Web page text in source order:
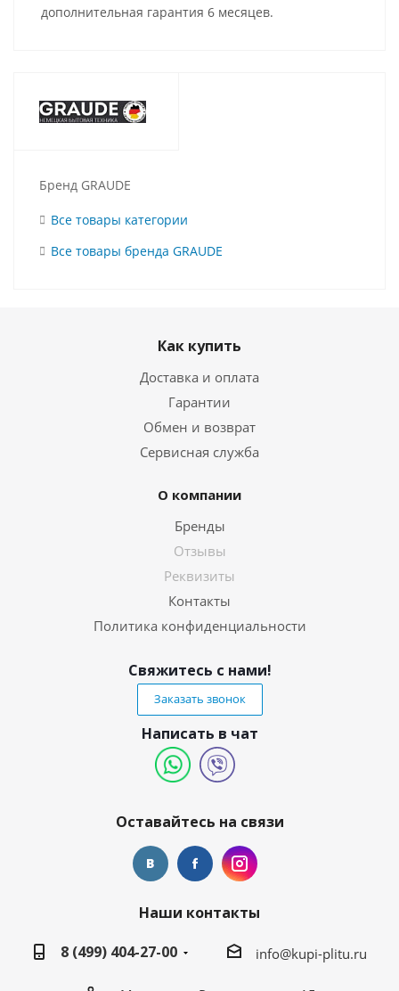
дополнительная гарантия 6 месяцев.
Бренд GRAUDE
Все товары категории
Все товары бренда GRAUDE
Как купить
Доставка и оплата
Гарантии
Обмен и возврат
Сервисная служба
О компании
Бренды
Отзывы
Реквизиты
Контакты
Политика конфиденциальности
Свяжитесь с нами!
Заказать звонок
Написать в чат
Оставайтесь на связи
Наши контакты
8 (499) 404-27-00
info@kupi-plitu.ru